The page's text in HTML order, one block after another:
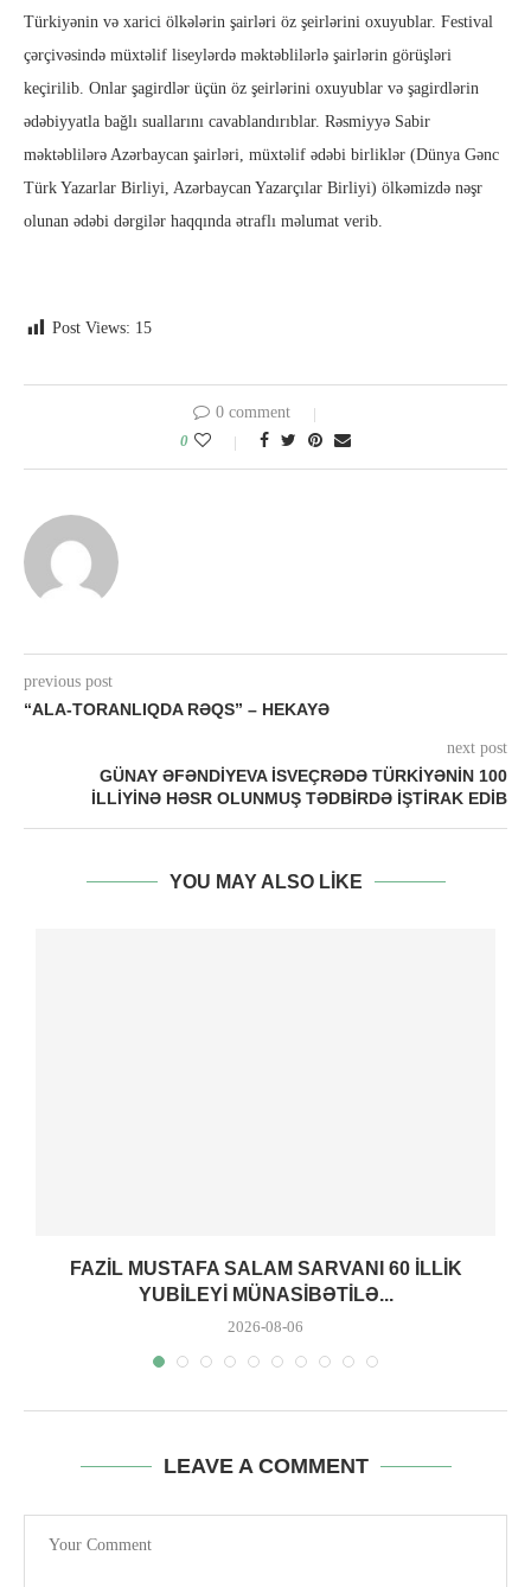
Türkiyənin və xarici ölkələrin şairləri öz şeirlərini oxuyublar. Festival
çərçivəsində müxtəlif liseylərdə məktəblilərlə şairlərin görüşləri
keçirilib. Onlar şagirdlər üçün öz şeirlərini oxuyublar və şagirdlərin
ədəbiyyatla bağlı suallarını cavablandırıblar. Rəsmiyyə Sabir
məktəblilərə Azərbaycan şairləri, müxtəlif ədəbi birliklər (Dünya Gənc
Türk Yazarlar Birliyi, Azərbaycan Yazarçılar Birliyi) ölkəmizdə nəşr
olunan ədəbi dərgilər haqqında ətraflı məlumat verib.
Post Views: 15
0 comment
0
previous post
“ALA-TORANLIQDA RƏQS” – HEKAYƏ
next post
GÜNAY ƏFƏNDIYEVA İSVEÇRƏDƏ TÜRKIYƏNIN 100
ILLIYINƏ HƏSR OLUNMUŞ TƏDBIRDƏ IŞTIRAK EDIB
YOU MAY ALSO LIKE
FAZIL MUSTAFA SALAM SARVANI 60 ILLIK
YUBILEYI MÜNASIBƏTILƏ...
2026-08-06
LEAVE A COMMENT